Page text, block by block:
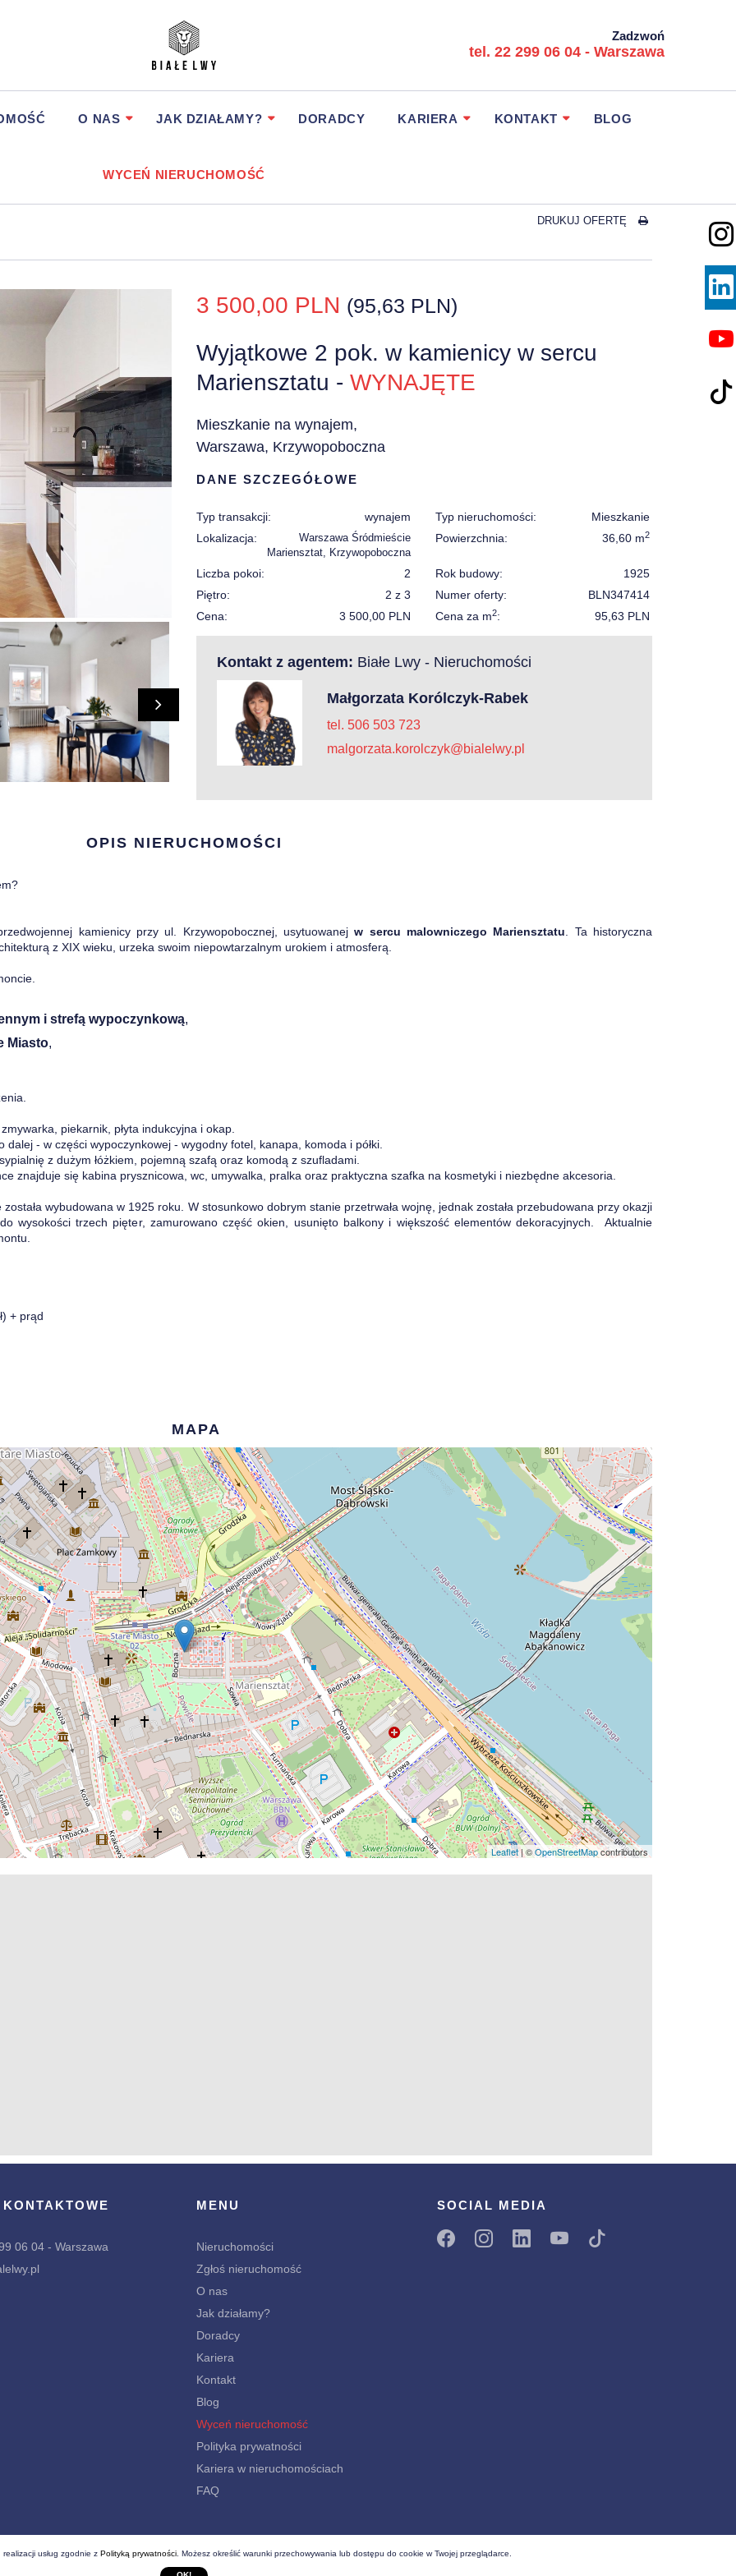
Zadzwoń
tel. 22 299 06 04 - Warszawa
O NAS JAK DZIAŁAMY? DORADCY KARIERA KONTAKT BLOG
WYCEŃ NIERUCHOMOŚĆ
DRUKUJ OFERTĘ
3 500,00 PLN (95,63 PLN)
Wyjątkowe 2 pok. w kamienicy w sercu
Mariensztatu - WYNAJĘTE
Mieszkanie na wynajem,
Warszawa, Krzywopoboczna
DANE SZCZEGÓŁOWE
Typ transakcji: wynajem Typ nieruchomości:
Mieszkanie
Lokalizacja:
Warszawa Śródmieście
Mariensztat, Krzywopoboczna
Powierzchnia: 36,60 m2
Liczba pokoi: 2 Rok budowy:
1925
Piętro:
2 z 3 Numer oferty:
BLN347414
Cena:
3 500,00 PLN Cena za m2: 95,63 PLN
Kontakt z agentem: Białe Lwy - Nieruchomości
Małgorzata Korólczyk-Rabek
tel. 506 503 723
malgorzata.korolczyk@bialelwy.pl
OPIS NIERUCHOMOŚCI
kamienicy przy ul. Krzywopobocznej, usytuowanejw sercu malowniczego Mariensztatu . Ta historyczna
z XIX wieku, urzeka swoim niepowtarzalnym urokiem i atmosferą.
i strefą wypoczynkową,
Miasto,
piekarnik, płyta indukcyjna i okap.
dalej - w części wypoczynkowej - wygodny fotel, kanapa, komoda i półki.
z dużym łóżkiem, pojemną szafą oraz komodą z szufladami.
znajduje się kabina prysznicowa, wc, umywalka, pralka oraz praktyczna szafka na kosmetyki i niezbędne akcesoria.
wybudowana w 1925 roku. W stosunkowo dobrym stanie przetrwała wojnę, jednak została przebudowana przy okazji
wysokości trzech pięter, zamurowano część okien, usunięto balkony i większość elementów dekoracyjnych. Aktualnie
+ prąd
MAPA
Leaflet| ©OpenStreetMapcontributors
06 04 - Warszawa
MENU
Nieruchomości
Zgłoś nieruchomość
O nas
Jak działamy?
Doradcy
Kariera
Kontakt
Blog
Wyceń nieruchomość
Polityka prywatności
Kariera w nieruchomościach
FAQ
SOCIAL MEDIA
usług zgodnie z Polityką prywatności . Możesz określić warunki przechowywania lub dostępu do cookie w Twojej przeglądarce.